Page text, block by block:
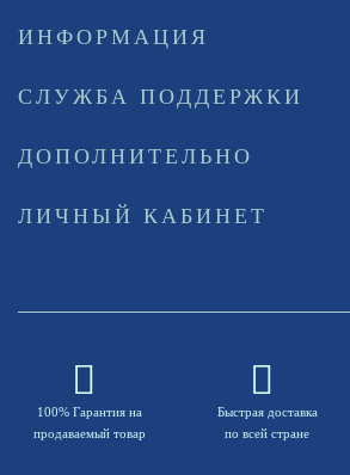
ИНФОРМАЦИЯ
СЛУЖБА ПОДДЕРЖКИ
ДОПОЛНИТЕЛЬНО
ЛИЧНЫЙ КАБИНЕТ
100% Гарантия на
продаваемый товар
Быстрая доставка
по всей стране